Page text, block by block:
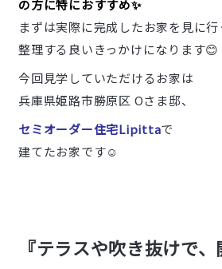
の方に特におすすめ✨
まずは実際に完成したお家を見に
整理する良いきっかけになります😊
今回見学していただけるお家は
兵庫県姫路市勝原区 Oさま邸、
セミオーダー住宅Lipittaで
建てたお家です☺️
『テラスや吹き抜けで